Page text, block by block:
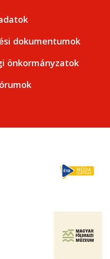
dokumentumok
önkormányzatok